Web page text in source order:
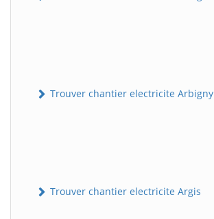
Trouver chantier electricite Arbigny
Trouver chantier electricite Argis